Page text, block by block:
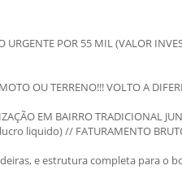
URGENTE POR 55 MIL (VALOR
OU TERRENO!!! VOLTO A
EM BAIRRO TRADICIONAL
liquido) // FATURAMENTO
e estrutura completa para o